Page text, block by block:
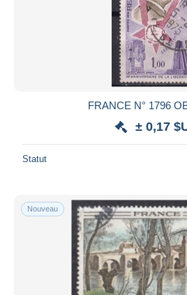
FRANCE N° 1796
± 0,17
Statut
Nouveau